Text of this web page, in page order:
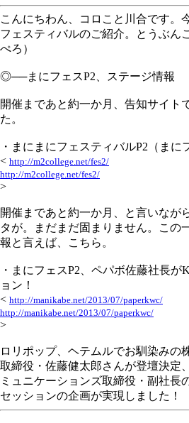
こんにちわん、コロこと川合です。
フェスティバルのご紹介。とうぶん
ぺろ）
◎──まにフェスP2、ステージ情報
開催まであと約一か月、告知サイト
た。
・まにまにフェスティバルP2（まに
< http://m2college.net/fes2/
http://m2college.net/fes2/
>
開催まであと約一か月、と言いなが
タが。まだまだ固まりません。この
報と言えば、こちら。
・まにフェスP2、ペパボ佐藤社長
ョン！
< http://manikabe.net/2013/07/paperkwc/
http://manikabe.net/2013/07/paperkwc/
>
ロリポップ、ヘテムルでお馴染みの
取締役・佐藤健太郎さんが登壇決定
ミュニケーションズ取締役・副社長
セッションの企画が実現しました！